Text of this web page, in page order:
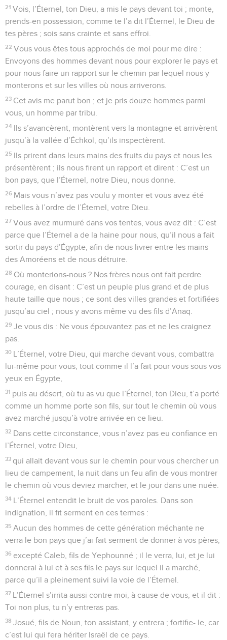
21 Vois, l’Éternel, ton Dieu, a mis le pays devant toi ; monte,
prends-en possession, comme te l’a dit l’Éternel, le Dieu de
tes pères ; sois sans crainte et sans effroi.
22 Vous vous êtes tous approchés de moi pour me dire :
Envoyons des hommes devant nous pour explorer le pays et
pour nous faire un rapport sur le chemin par lequel nous y
monterons et sur les villes où nous arriverons.
23 Cet avis me parut bon ; et je pris douze hommes parmi
vous, un homme par tribu.
24 Ils s’avancèrent, montèrent vers la montagne et arrivèrent
jusqu’à la vallée d’Échkol, qu’ils inspectèrent.
25 Ils prirent dans leurs mains des fruits du pays et nous les
présentèrent ; ils nous firent un rapport et dirent : C’est un
bon pays, que l’Éternel, notre Dieu, nous donne.
26 Mais vous n’avez pas voulu y monter et vous avez été
rebelles à l’ordre de l’Éternel, votre Dieu.
27 Vous avez murmuré dans vos tentes, vous avez dit : C’est
parce que l’Éternel a de la haine pour nous, qu’il nous a fait
sortir du pays d’Égypte, afin de nous livrer entre les mains
des Amoréens et de nous détruire.
28 Où monterions-nous ? Nos frères nous ont fait perdre
courage, en disant : C’est un peuple plus grand et de plus
haute taille que nous ; ce sont des villes grandes et fortifiées
jusqu’au ciel ; nous y avons même vu des fils d’Anaq.
29 Je vous dis : Ne vous épouvantez pas et ne les craignez
pas.
30 L’Éternel, votre Dieu, qui marche devant vous, combattra
lui-même pour vous, tout comme il l’a fait pour vous sous vos
yeux en Égypte,
31 puis au désert, où tu as vu que l’Éternel, ton Dieu, t’a porté
comme un homme porte son fils, sur tout le chemin où vous
avez marché jusqu’à votre arrivée en ce lieu.
32 Dans cette circonstance, vous n’avez pas eu confiance en
l’Éternel, votre Dieu,
33 qui allait devant vous sur le chemin pour vous chercher un
lieu de campement, la nuit dans un feu afin de vous montrer
le chemin où vous deviez marcher, et le jour dans une nuée.
34 L’Éternel entendit le bruit de vos paroles. Dans son
indignation, il fit serment en ces termes :
35 Aucun des hommes de cette génération méchante ne
verra le bon pays que j’ai fait serment de donner à vos pères,
36 excepté Caleb, fils de Yephounné ; il le verra, lui, et je lui
donnerai à lui et à ses fils le pays sur lequel il a marché,
parce qu’il a pleinement suivi la voie de l’Éternel.
37 L’Éternel s’irrita aussi contre moi, à cause de vous, et il dit :
Toi non plus, tu n’y entreras pas.
38 Josué, fils de Noun, ton assistant, y entrera ; fortifie- le, car
c’est lui qui fera hériter Israël de ce pays.